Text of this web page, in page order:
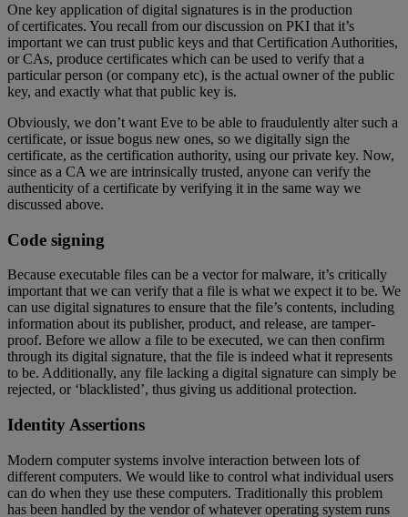
One key application of digital signatures is in the production
of certificates. You recall from our discussion on PKI that it’s
important we can trust public keys and that Certification Authorities,
or CAs, produce certificates which can be used to verify that a
particular person (or company etc), is the actual owner of the public
key, and exactly what that public key is.
Obviously, we don’t want Eve to be able to fraudulently alter such a
certificate, or issue bogus new ones, so we digitally sign the
certificate, as the certification authority, using our private key. Now,
since as a CA we are intrinsically trusted, anyone can verify the
authenticity of a certificate by verifying it in the same way we
discussed above.
Code signing
Because executable files can be a vector for malware, it’s critically
important that we can verify that a file is what we expect it to be. We
can use digital signatures to ensure that the file’s contents, including
information about its publisher, product, and release, are tamper-
proof. Before we allow a file to be executed, we can then confirm
through its digital signature, that the file is indeed what it represents
to be. Additionally, any file lacking a digital signature can simply be
rejected, or ‘blacklisted’, thus giving us additional protection.
Identity Assertions
Modern computer systems involve interaction between lots of
different computers. We would like to control what individual users
can do when they use these computers. Traditionally this problem
has been handled by the vendor of whatever operating system runs